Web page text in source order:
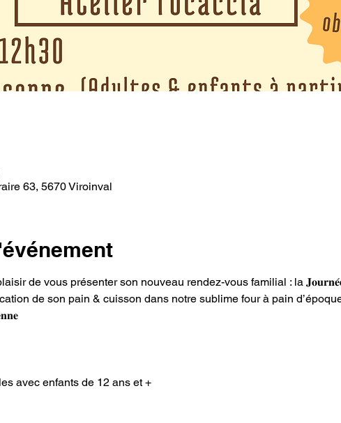
63, 5670 Viroinval
de vous présenter son nouveau rendez-vous familial : la
de son pain & cuisson dans notre sublime four à pain
avec enfants de 12 ans et +